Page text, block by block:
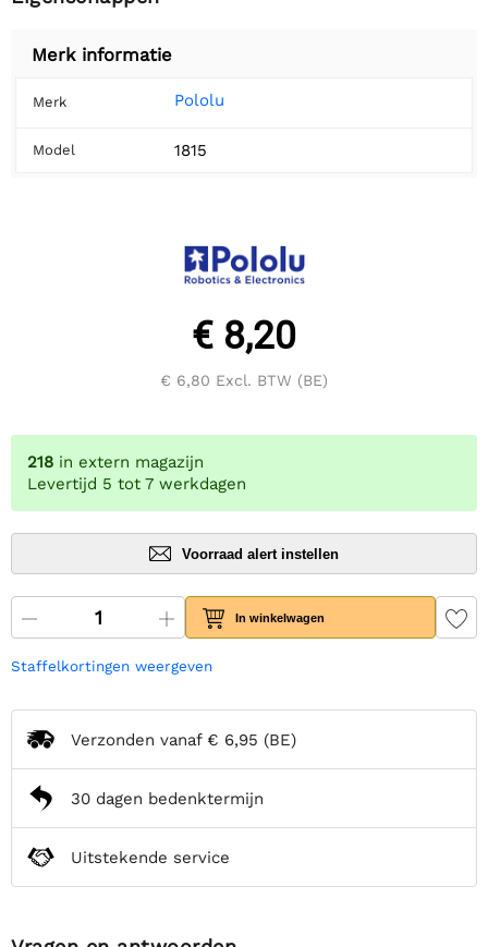
Merk informatie
Merk Pololu
Model 1815
€ 8,20
€ 6,80 Excl. BTW (BE)
218 in extern magazijn
Levertijd 5 tot 7 werkdagen
Voorraad alert instellen
In winkelwagen
Staffelkortingen weergeven
Verzonden vanaf € 6,95 (BE)
30 dagen bedenktermijn
Uitstekende service